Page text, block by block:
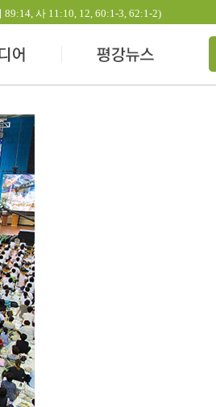
사 11:10, 12, 60:1-3, 62:1-2)